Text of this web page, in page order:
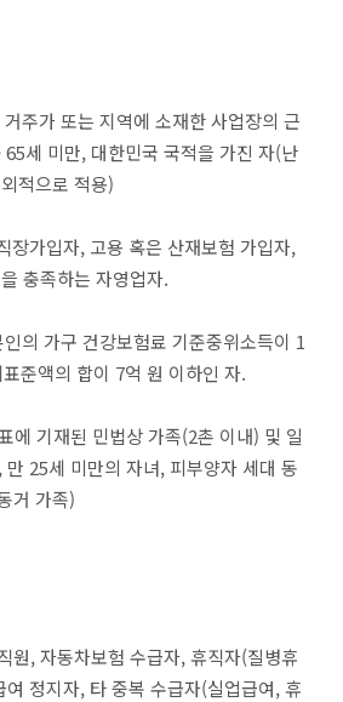
주가 또는 지역에 소재한 사업장의 근
세 미만, 대한민국 국적을 가진 자(난
적으로 적용)
장가입자, 고용 혹은 산재보험 가입자,
충족하는 자영업자.
의 가구 건강보험료 기준중위소득이 1
준액의 합이 7억 원 이하인 자.
에 기재된 민법상 가족(2촌 이내) 및 일
25세 미만의 자녀, 피부양자 세대 동
거 가족)
원, 자동차보험 수급자, 휴직자(질병휴
정지자, 타 중복 수급자(실업급여, 휴